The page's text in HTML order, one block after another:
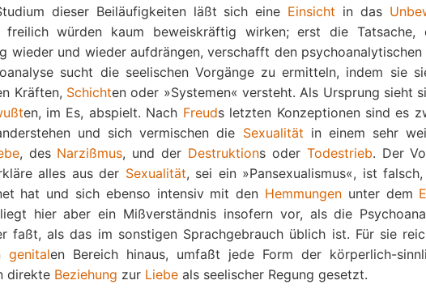
dieser Beiläufigkeiten läßt sich eine Einsicht in das
freilich würden kaum beweiskräftig wirken; erst die Tatsache,
wieder und wieder aufdrängen, verschafft den psychoanalytischen
sucht die seelischen Vorgänge zu ermitteln, indem sie
Kräften, Schichten oder »Systemen« versteht. Als Ursprung sieht
en, im Es, abspielt. Nach Freuds letzten Konzeptionen sind es
und sich vermischen die Sexualität in einem sehr
, des Narzißmus, und der Destruktions oder Todestrieb. Der
alles aus der Sexualität, sei ein »Pansexualismus«, ist
hat und sich ebenso intensiv mit den Hemmungen unter dem
hier aber ein Mißverständnis insofern vor, als die
faßt, als das im sonstigen Sprachgebrauch üblich ist. Für sie
genitalen Bereich hinaus, umfaßt jede Form der körperlich-
direkte Beziehung zur Liebe als seelischer Regung gesetzt.